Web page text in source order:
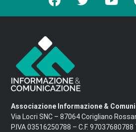
Associazione Informazione &
Via Locri SNC – 87064 Corigliano
P.IVA 03516250788 – C.F.